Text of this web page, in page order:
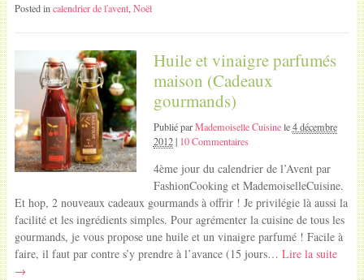
Posted incalendrier de l'avent, Noël
Huile et vinaigre parfumés
maison (Cadeaux
gourmands)
Publié parMademoiselle Cuisinele4 décembre
2012| 10 Commentaires
4ème jour du calendrier de l’Avent par
FashionCooking et MademoiselleCuisine.
Et hop, 2 nouveaux cadeaux gourmands à offrir ! Je privilégie là aussi la
facilité et les ingrédients simples. Pour agrémenter la cuisine de tous les
gourmands, je vous propose une huile et un vinaigre parfumé ! Facile à
faire, il faut par contre s’y prendre à l’avance (15 jours… Lire la suite
→